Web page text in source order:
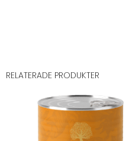
RELATERADE PRODUKTER